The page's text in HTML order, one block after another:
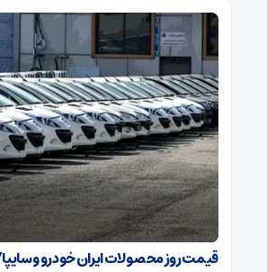
قیمت روز محصولات ایران خودرو و